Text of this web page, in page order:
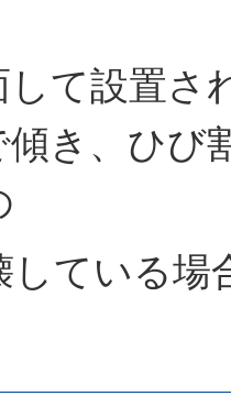
して設置さ
傾き、ひび
ている場